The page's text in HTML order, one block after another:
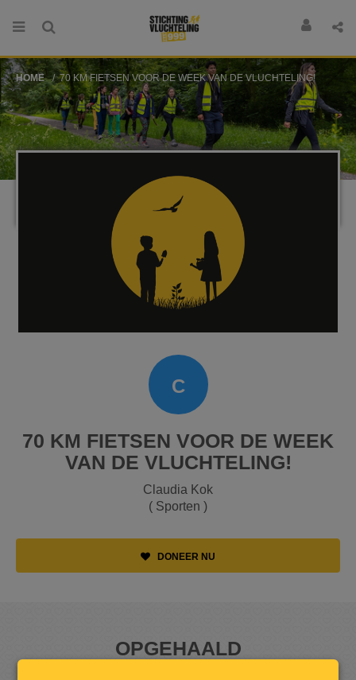
HOME 70 KM FIETSEN VOOR DE WEEK VAN DE VLUCHTELING!
C
70 KM FIETSEN VOOR DE WEEK
VAN DE VLUCHTELING!
Claudia Kok
( Sporten )
DONEER NU
OPGEHAALD